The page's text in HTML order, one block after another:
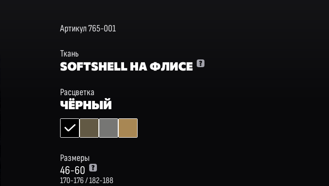
Артикул 765-001
Ткань
SOFTSHELL НА ФЛИСЕ
Расцветка
ЧЁРНЫЙ
Размеры
46-60
170-176 / 182-188